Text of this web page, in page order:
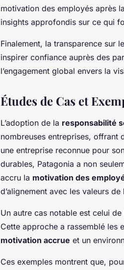
motivation des employés après
insights approfondis sur ce qui
Finalement, la transparence sur
inspirer confiance auprès des
l’engagement global envers la
Études de Cas et
L’adoption de la responsabilité
nombreuses entreprises, offrant
une entreprise reconnue pour
durables, Patagonia a non
accru la motivation des
d’alignement avec les valeurs
Un autre cas notable est celui de
Cette approche a rassemblé les
motivation accrue et un
Ces exemples montrent que,